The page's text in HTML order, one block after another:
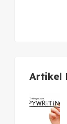
Artikel